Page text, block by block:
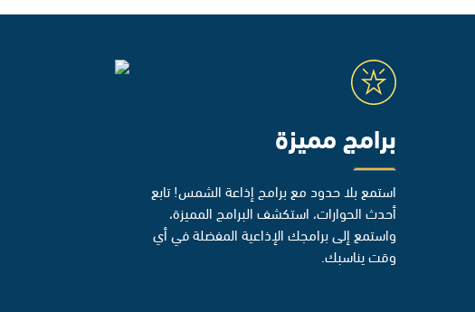
برامج مميزة
استمع بلا حدود مع برامج إذاعة الشمس! تابع
أحدث الحوارات، استكشف البرامج المميزة،
واستمع إلى برامجك الإذاعية المفضلة في أي
وقت يناسبك.